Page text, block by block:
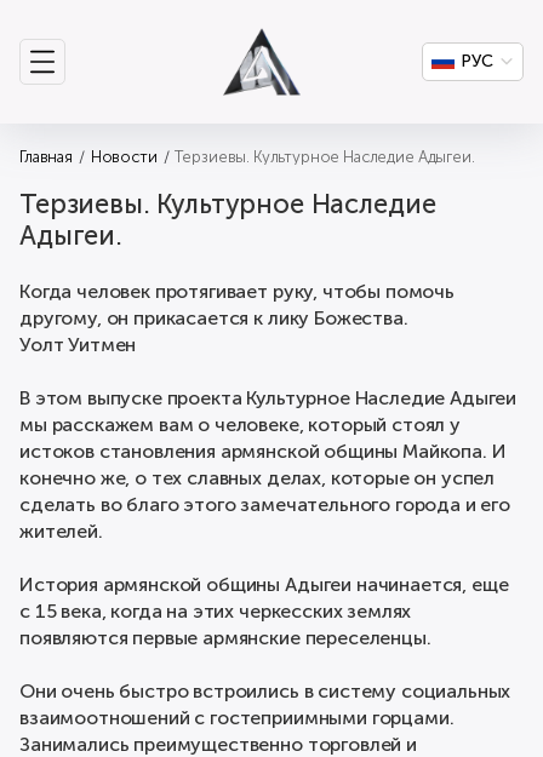
РУС
Главная Новости Терзиевы. Культурное Наследие Адыгеи.
Терзиевы. Культурное Наследие
Адыгеи.
Когда человек протягивает руку, чтобы помочь
другому, он прикасается к лику Божества.
Уолт Уитмен
В этом выпуске проекта Культурное Наследие Адыгеи
мы расскажем вам о человеке, который стоял у
истоков становления армянской общины Майкопа. И
конечно же, о тех славных делах, которые он успел
сделать во благо этого замечательного города и его
жителей.
История армянской общины Адыгеи начинается, еще
с 15 века, когда на этих черкесских землях
появляются первые армянские переселенцы.
Они очень быстро встроились в систему социальных
взаимоотношений с гостеприимными горцами.
Занимались преимущественно торговлей и